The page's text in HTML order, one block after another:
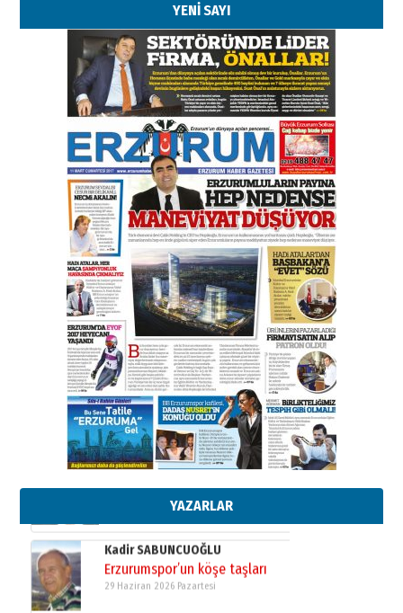
YENİ SAYI
YAZARLAR
Kenan GÜLERCİ
Murat Şahsuvaroğlu ERKON’da
çıtayı yukarı taşırken,
yönetimdekiler aşağı
çekmemeli!
17 Şubat 2026 SalıOrhan BOZKURT
Bir fotoğraf, bir şehir, bir
gazeteci… Dizginler kimin
elinde?
31 Mart 2026 Salı
A. Berhan Yılmaz
BİR BÖLÜM DEĞİL, BİR ÖMÜR
SEÇİYORSUNUZ… “NEDEN
ATATÜRK ÜNİVERSİTESİ?”
28 Temmuz 2026 Salı
Ahmet Gökhan YAZICI
Ahmed Yesevi’den bir Alperen…
”Reisimiz” idi… Hakka yürüdü.!
26 Mart 2026 Perşembe
Cem Bakırcı
Ardında bıraktığı hatıralarıyla
gönül adamı Faruk Terzioğlu!
13 Mayıs 2026 Çarşamba
Esat BİNDESEN
Başkan Sekmen’den Erzurum’a
02 Ağustos 2026 Pazar
Erzurumspor’un köşe taşları
29 Haziran 2026 Pazartesi